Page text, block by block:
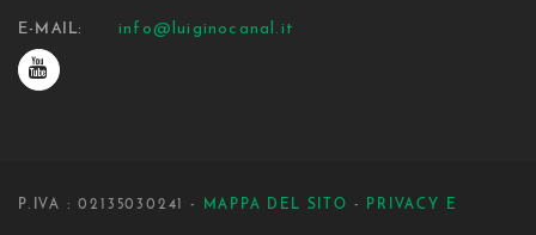
E-MAIL: info@luiginocanal.it
P.IVA : 02135030241 - MAPPA DEL SITO - PRIVACY E